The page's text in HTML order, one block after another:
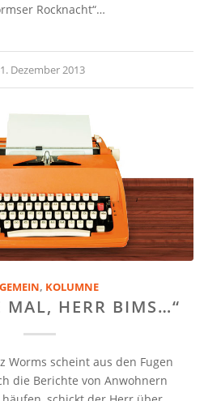
Rocknacht“…
Dezember 2013
, KOLUMNE
MAL, HERR BIMS…“
Worms scheint aus den Fugen
die Berichte von Anwohnern